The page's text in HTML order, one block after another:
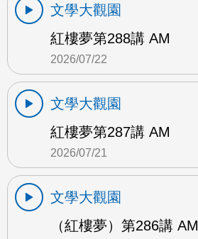
文學大觀園
紅樓夢第288講 AM
2026/07/22
文學大觀園
紅樓夢第287講 AM
2026/07/21
文學大觀園
（紅樓夢）第286講 AM